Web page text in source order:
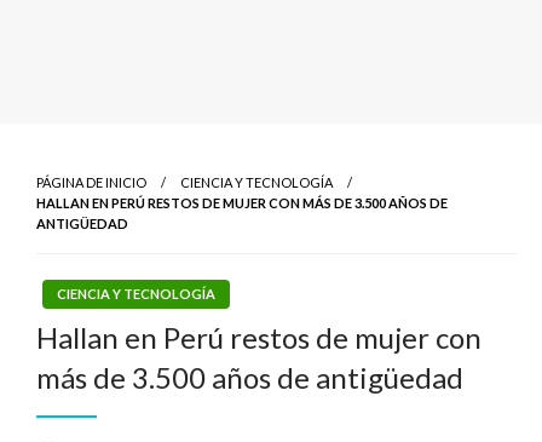
PÁGINA DE INICIO
CIENCIA Y TECNOLOGÍA
HALLAN EN PERÚ RESTOS DE MUJER CON MÁS DE 3.500 AÑOS DE
ANTIGÜEDAD
CIENCIA Y TECNOLOGÍA
Hallan en Perú restos de mujer con
más de 3.500 años de antigüedad